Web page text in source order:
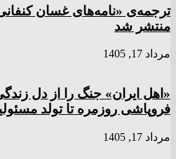
ترجمه‌ی «نامه‌های غسان
منتشر شد
مرداد 17, 1405
«اهل ایران» جنگ را از دل
فروپاشی روزمره تا تولد
مرداد 17, 1405